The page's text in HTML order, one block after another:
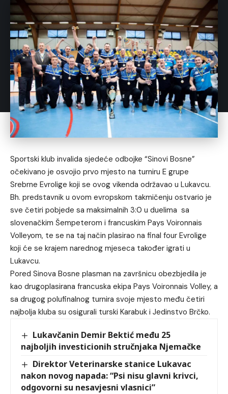
Sportski klub invalida sjedeće odbojke “Sinovi Bosne”
očekivano je osvojio prvo mjesto na turniru E grupe
Srebrne Evrolige koji se ovog vikenda održavao u Lukavcu.
Bh. predstavnik u ovom evropskom takmičenju ostvario je
sve četiri pobjede sa maksimalnih 3:0 u duelima sa
slovenačkim Šempeterom i francuskim Pays Voironnais
Volleyom, te se na taj način plasirao na final four Evrolige
koji će se krajem narednog mjeseca također igrati u
Lukavcu.
Pored Sinova Bosne plasman na završnicu obezbjedila je
kao drugoplasirana francuska ekipa Pays Voironnais Volley, a
sa drugog polufinalnog turnira svoje mjesto među četiri
najbolja kluba su osigurali turski Karabuk i Jedinstvo Brčko.
Lukavčanin Demir Bektić među 25
najboljih investicionih stručnjaka Njemačke
Direktor Veterinarske stanice Lukavac
nakon novog napada: “Psi nisu glavni krivci,
odgovorni su nesavjesni vlasnici”